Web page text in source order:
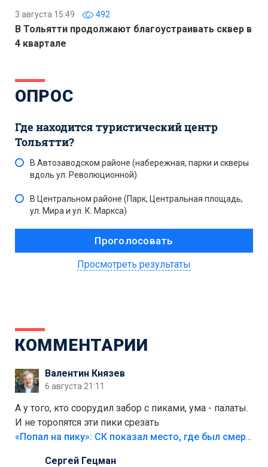
3 августа 15:49 492
В Тольятти продолжают благоустраивать сквер в
4 квартале
ОПРОС
Где находится туристический центр
Тольятти?
В Автозаводском районе (набережная, парки и скверы
вдоль ул. Революционной)
В Центральном районе (Парк, Центральная площадь,
ул. Мира и ул. К. Маркса)
Просмотреть результаты
КОММЕНТАРИИ
Валентин Князев
6 августа 21:11
А у того, кто соорудил забор с пиками, ума - палаты.
И не торопятся эти пики срезать
«Попал на пику»: СК показал место, где был смертельно травмирован ребенок в Тольятти
Сергей Гецман